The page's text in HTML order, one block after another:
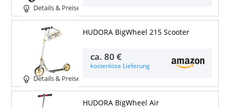
Details & Preise
Details & Preise
HUDORA BigWheel 215 Scooter
ca.80 €
kostenlose Lieferung
HUDORA BigWheel Air